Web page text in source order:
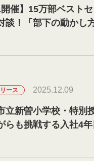
開催】15万部ベスト
談！「部下の動かし
ース 2025.12.09
立新曽小学校・特
らも挑戦する入社4